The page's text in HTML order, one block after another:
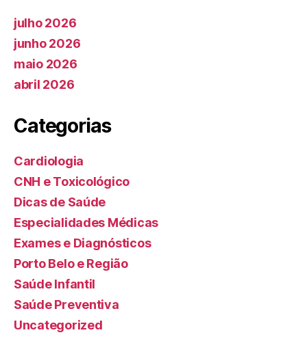
julho 2026
junho 2026
maio 2026
abril 2026
Categorias
Cardiologia
CNH e Toxicológico
Dicas de Saúde
Especialidades Médicas
Exames e Diagnósticos
Porto Belo e Região
Saúde Infantil
Saúde Preventiva
Uncategorized